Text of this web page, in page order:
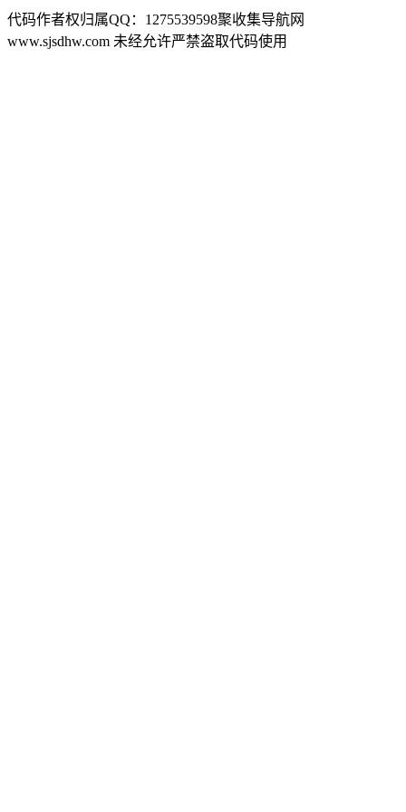
代码作者权归属QQ：1275539598聚收集导航网
www.sjsdhw.com 未经允许严禁盗取代码使用